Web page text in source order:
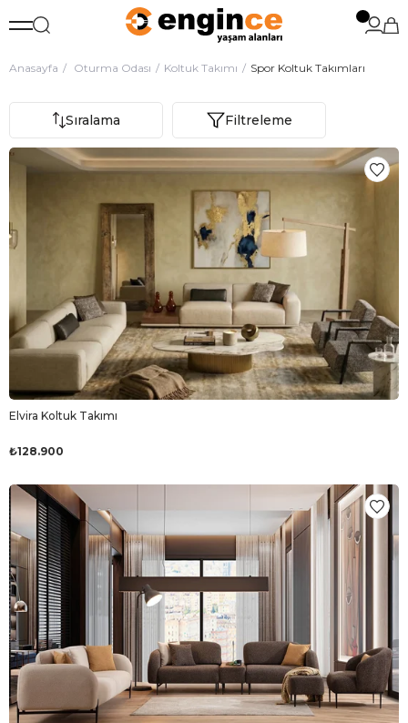
Anasayfa Oturma Odası Koltuk Takımı Spor Koltuk Takımları
Filtreleme
Sıralama
Elvira Koltuk Takımı
₺128.900